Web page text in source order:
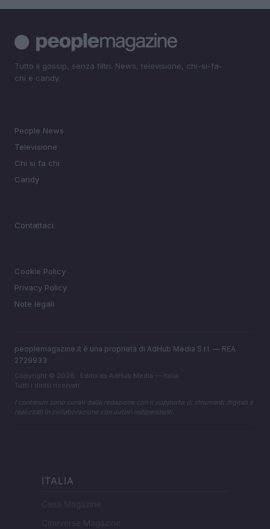
Tutto il gossip, senza filtri. News, televisione, chi-si-fa-
chi e candy.
People News
Televisione
Chi si fa chi
Candy
Contattaci
Cookie Policy
Privacy Policy
Note legali
peoplemagazine.it è una proprietà di AdHub Media S.r.l. — REA
2729933
Copyright © 2026 · Edito da AdHub Media — Italia
Tutti i diritti riservati
I contenuti sono curati dalla redazione con il supporto di strumenti digitali e
realizzati in collaborazione con autori indipendenti.
ITALIA
Casa Magazine
Cineverse Magazine